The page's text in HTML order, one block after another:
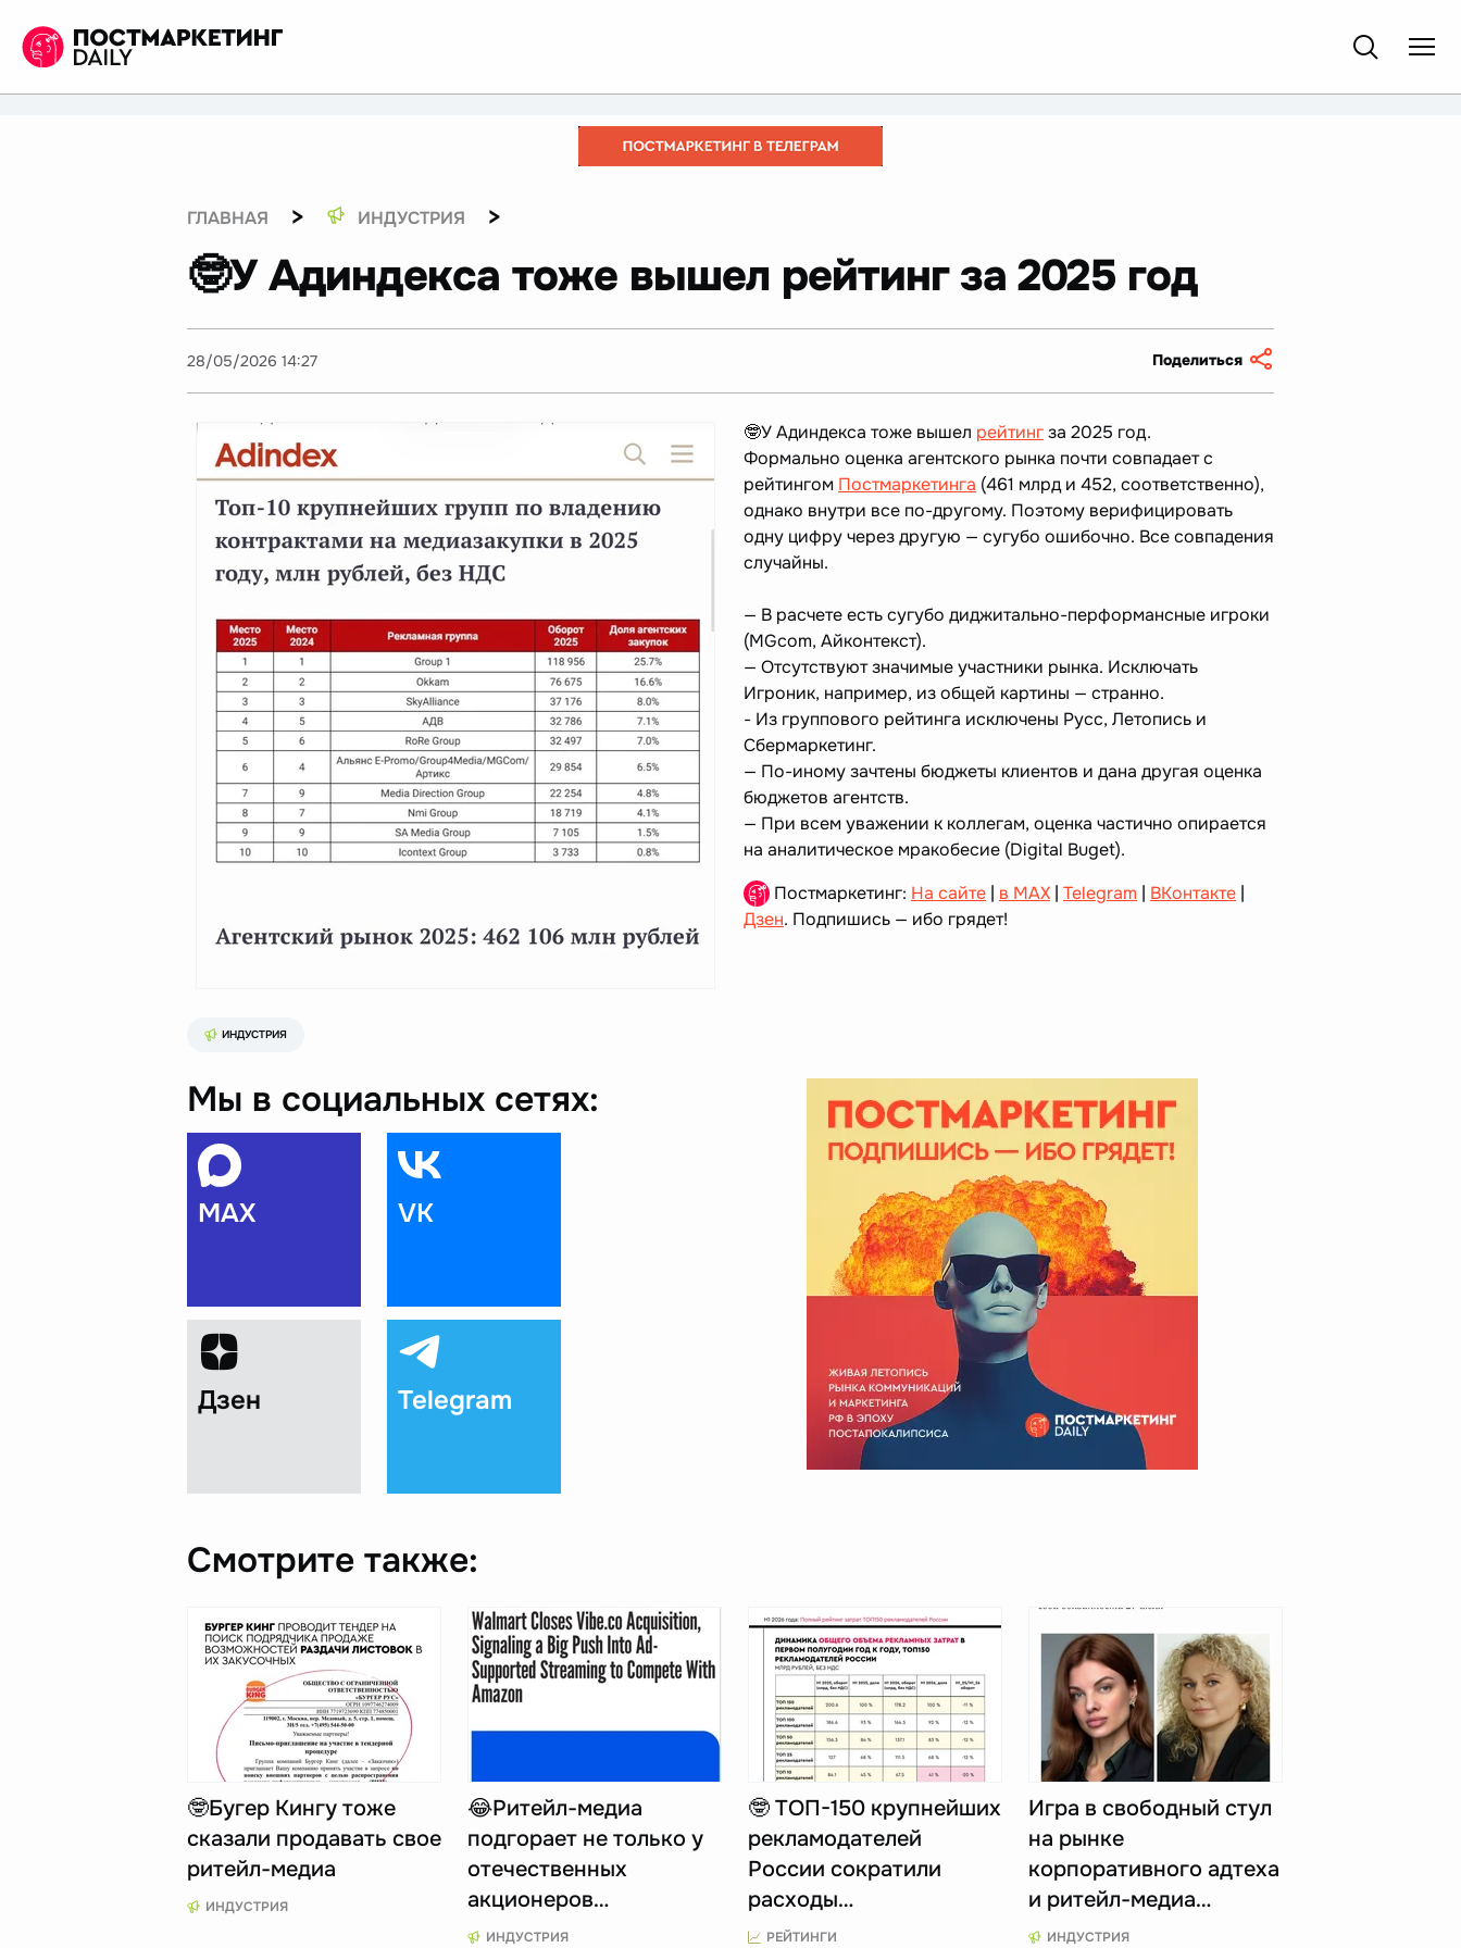
ГЛАВНАЯ > ИНДУСТРИЯ >
🤓У Адиндекса тоже вышел рейтинг за 2025 год
28/05/2026 14:27 Поделиться
🤓У Адиндекса тоже вышел рейтингза 2025 год.
Формально оценка агентского рынка почти совпадает с
рейтингом Постмаркетинга (461 млрд и 452, соответственно),
однако внутри все по-другому. Поэтому верифицировать
одну цифру через другую — сугубо ошибочно. Все совпадения
случайны.
— В расчете есть сугубо диджитально-перформансные игроки
(MGcom, Айконтекст).
— Отсутствуют значимые участники рынка. Исключать
Игроник, например, из общей картины — странно.
- Из группового рейтинга исключены Русс, Летопись и
Сбермаркетинг.
— По-иному зачтены бюджеты клиентов и дана другая оценка
бюджетов агентств.
— При всем уважении к коллегам, оценка частично опирается
на аналитическое мракобесие (Digital Buget).
Постмаркетинг: На сайте | в MAX | Telegram | ВКонтакте |
Дзен. Подпишись — ибо грядет!
ИНДУСТРИЯ
Мы в социальных сетях:
MAX VK
Дзен Telegram
Смотрите также:
🤓Бугер Кингу тоже
сказали продавать свое
ритейл-медиа
ИНДУСТРИЯ
😂Ритейл-медиа
подгорает не только у
отечественных
акционеров…
ИНДУСТРИЯ
🤓 ТОП-150 крупнейших
рекламодателей
России сократили
расходы…
РЕЙТИНГИ
Игра в свободный стул
на рынке
корпоративного адтеха
и ритейл-медиа…
ИНДУСТРИЯ